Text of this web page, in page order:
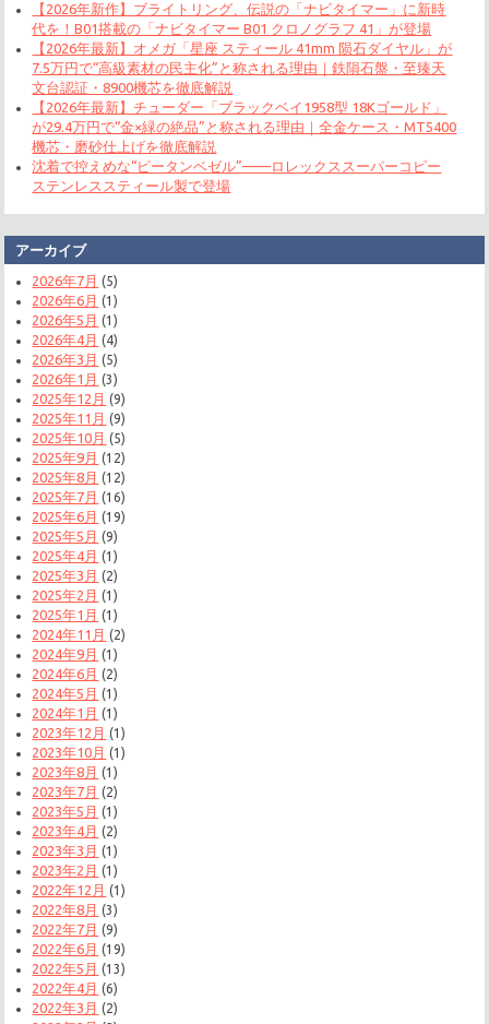
【2026年新作】ブライトリング、伝説の「ナビタイマー」に新時
代を！B01搭載の「ナビタイマー B01 クロノグラフ 41」が登場
【2026年最新】オメガ「星座 スティール 41mm 陨石ダイヤル」が
7.5万円で“高級素材の民主化”と称される理由｜鉄隕石盤・至臻天
文台認証・8900機芯を徹底解説
【2026年最新】チューダー「ブラックベイ1958型 18Kゴールド」
が29.4万円で“金×緑の絶品”と称される理由｜全金ケース・MT5400
機芯・磨砂仕上げを徹底解説
沈着で控えめな“ピータンベゼル”——ロレックススーパーコピー
ステンレススティール製で登場
アーカイブ
2026年7月 (5)
2026年6月 (1)
2026年5月 (1)
2026年4月 (4)
2026年3月 (5)
2026年1月 (3)
2025年12月 (9)
2025年11月 (9)
2025年10月 (5)
2025年9月 (12)
2025年8月 (12)
2025年7月 (16)
2025年6月 (19)
2025年5月 (9)
2025年4月 (1)
2025年3月 (2)
2025年2月 (1)
2025年1月 (1)
2024年11月 (2)
2024年9月 (1)
2024年6月 (2)
2024年5月 (1)
2024年1月 (1)
2023年12月 (1)
2023年10月 (1)
2023年8月 (1)
2023年7月 (2)
2023年5月 (1)
2023年4月 (2)
2023年3月 (1)
2023年2月 (1)
2022年12月 (1)
2022年8月 (3)
2022年7月 (9)
2022年6月 (19)
2022年5月 (13)
2022年4月 (6)
2022年3月 (2)